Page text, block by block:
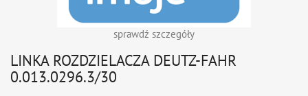
sprawdź szczegóły
LINKA ROZDZIELACZA DEUTZ-FAHR
0.013.0296.3/30